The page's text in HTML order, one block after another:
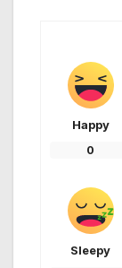
Happy
0
Sleepy